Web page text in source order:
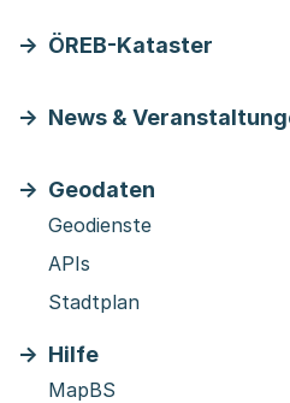
ÖREB-Kataster
News &
Geodaten
Geodienste
APIs
Stadtplan
Hilfe
MapBS